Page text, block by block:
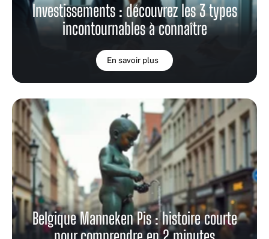
Investissements : découvrez les 3 types
incontournables à connaître
En savoir plus
Belgique Manneken Pis : histoire courte